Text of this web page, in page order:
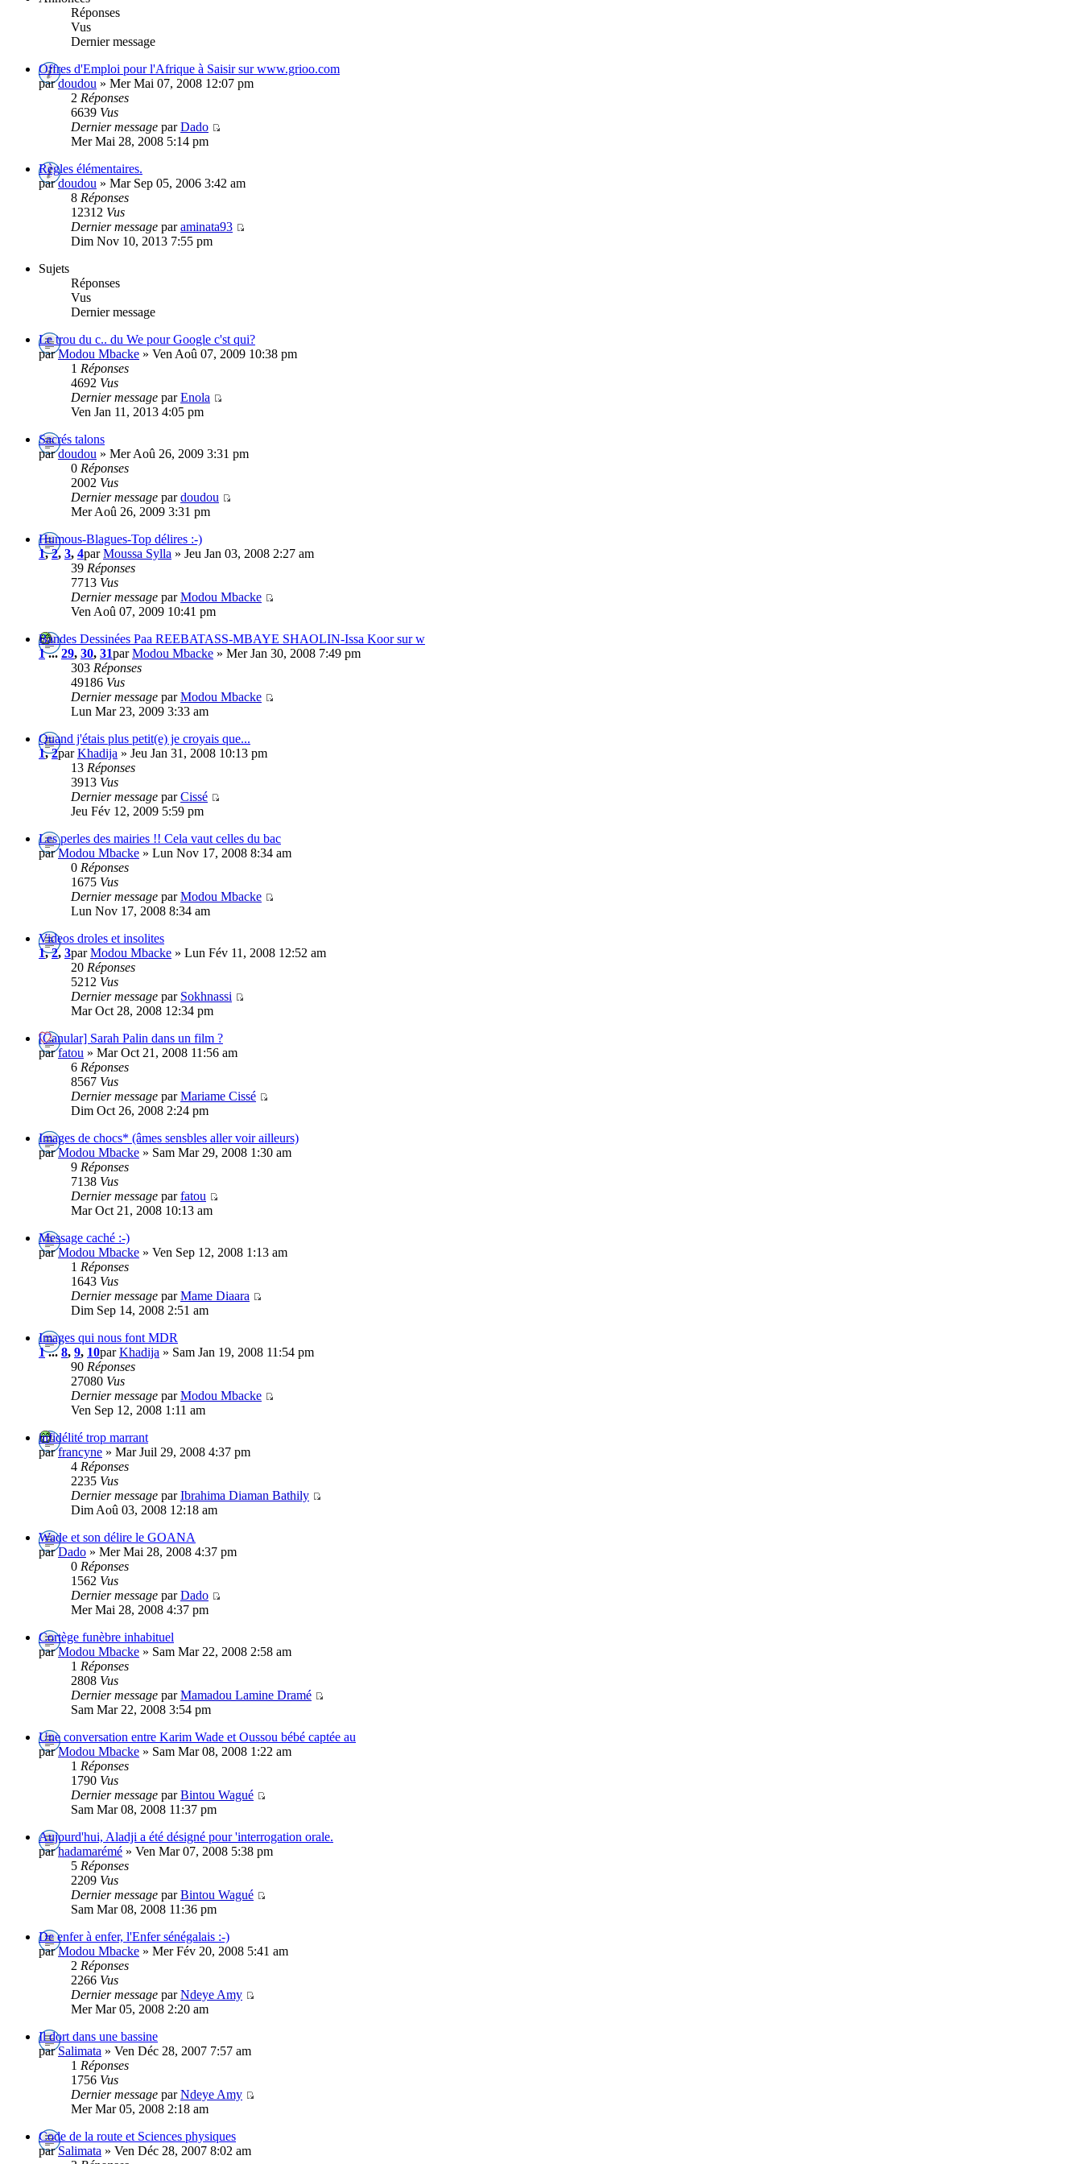
Réponses
Vus
Dernier message
Offres d'Emploi pour l'Afrique à Saisir sur www.grioo.com
pardoudou » Mer Mai 07, 2008 12:07 pm
2 Réponses
6639 Vus
Dernier message parDado
Mer Mai 28, 2008 5:14 pm
Règles élémentaires.
pardoudou » Mar Sep 05, 2006 3:42 am
8 Réponses
12312 Vus
Dernier message paraminata93
Dim Nov 10, 2013 7:55 pm
Sujets
Réponses
Vus
Dernier message
Le trou du c.. du We pour Google c'st qui?
parModou Mbacke » Ven Aoû 07, 2009 10:38 pm
1 Réponses
4692 Vus
Dernier message parEnola
Ven Jan 11, 2013 4:05 pm
Sacrés talons
pardoudou » Mer Aoû 26, 2009 3:31 pm
0 Réponses
2002 Vus
Dernier message pardoudou
Mer Aoû 26, 2009 3:31 pm
Humous-Blagues-Top délires :-)
1,2, 3, 4parMoussa Sylla » Jeu Jan 03, 2008 2:27 am
39 Réponses
7713 Vus
Dernier message parModou Mbacke
Ven Aoû 07, 2009 10:41 pm
Bandes Dessinées Paa REEBATASS-MBAYE SHAOLIN-Issa Koor sur w
1...29, 30, 31parModou Mbacke » Mer Jan 30, 2008 7:49 pm
303 Réponses
49186 Vus
Dernier message parModou Mbacke
Lun Mar 23, 2009 3:33 am
Quand j'étais plus petit(e) je croyais que...
1,2parKhadija » Jeu Jan 31, 2008 10:13 pm
13 Réponses
3913 Vus
Dernier message parCissé
Jeu Fév 12, 2009 5:59 pm
Les perles des mairies !! Cela vaut celles du bac
parModou Mbacke » Lun Nov 17, 2008 8:34 am
0 Réponses
1675 Vus
Dernier message parModou Mbacke
Lun Nov 17, 2008 8:34 am
Videos droles et insolites
1,2, 3parModou Mbacke » Lun Fév 11, 2008 12:52 am
20 Réponses
5212 Vus
Dernier message par Sokhnassi
Mar Oct 28, 2008 12:34 pm
[Canular] Sarah Palin dans un film ?
parfatou » Mar Oct 21, 2008 11:56 am
6 Réponses
8567 Vus
Dernier message parMariame Cissé
Dim Oct 26, 2008 2:24 pm
Images de chocs* (âmes sensbles aller voir ailleurs)
parModou Mbacke » Sam Mar 29, 2008 1:30 am
9 Réponses
7138 Vus
Dernier message parfatou
Mar Oct 21, 2008 10:13 am
Message caché :-)
parModou Mbacke » Ven Sep 12, 2008 1:13 am
1 Réponses
1643 Vus
Dernier message parMame Diaara
Dim Sep 14, 2008 2:51 am
Images qui nous font MDR
1...8, 9, 10parKhadija » Sam Jan 19, 2008 11:54 pm
90 Réponses
27080 Vus
Dernier message parModou Mbacke
Ven Sep 12, 2008 1:11 am
infidélité trop marrant
parfrancyne » Mar Juil 29, 2008 4:37 pm
4 Réponses
2235 Vus
Dernier message parIbrahima Diaman Bathily
Dim Aoû 03, 2008 12:18 am
Wade et son délire le GOANA
parDado » Mer Mai 28, 2008 4:37 pm
0 Réponses
1562 Vus
Dernier message parDado
Mer Mai 28, 2008 4:37 pm
Cortège funèbre inhabituel
parModou Mbacke » Sam Mar 22, 2008 2:58 am
1 Réponses
2808 Vus
Dernier message parMamadou Lamine Dramé
Sam Mar 22, 2008 3:54 pm
Une conversation entre Karim Wade et Oussou bébé captée au
parModou Mbacke » Sam Mar 08, 2008 1:22 am
1 Réponses
1790 Vus
Dernier message parBintou Wagué
Sam Mar 08, 2008 11:37 pm
Aujourd'hui, Aladji a été désigné pour 'interrogation orale.
parhadamarémé » Ven Mar 07, 2008 5:38 pm
5 Réponses
2209 Vus
Dernier message parBintou Wagué
Sam Mar 08, 2008 11:36 pm
De enfer à enfer, l'Enfer sénégalais :-)
parModou Mbacke » Mer Fév 20, 2008 5:41 am
2 Réponses
2266 Vus
Dernier message parNdeye Amy
Mer Mar 05, 2008 2:20 am
Il dort dans une bassine
parSalimata » Ven Déc 28, 2007 7:57 am
1 Réponses
1756 Vus
Dernier message parNdeye Amy
Mer Mar 05, 2008 2:18 am
Code de la route et Sciences physiques
parSalimata » Ven Déc 28, 2007 8:02 am